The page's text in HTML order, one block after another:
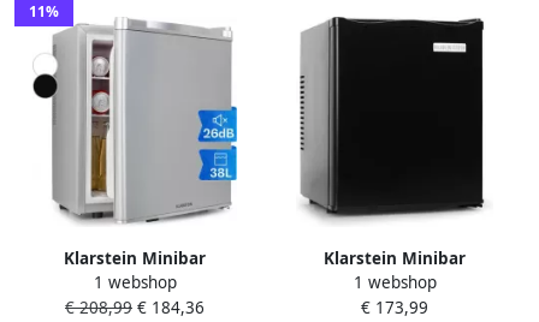
11%
Klarstein Minibar
minikoelkast voor op de
kamer minikoelkast voor
1 webshop
€ 208,99 € 184,36
Klarstein Minibar
minikoelkast voor op de
kamer 23 liter minikoelkast
1 webshop
€ 173,99